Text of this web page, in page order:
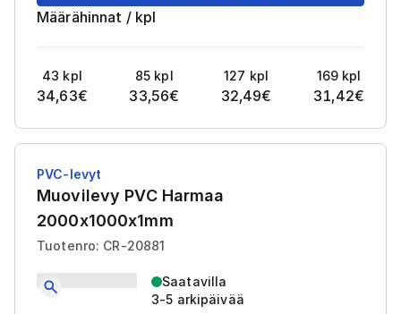
Määrähinnat / kpl
43 kpl
34,63€
85 kpl
33,56€
127 kpl
32,49€
169 kpl
31,42€
PVC-levyt
Muovilevy PVC Harmaa
2000x1000x1mm
Tuotenro: CR-20881
Saatavilla
3-5 arkipäivää